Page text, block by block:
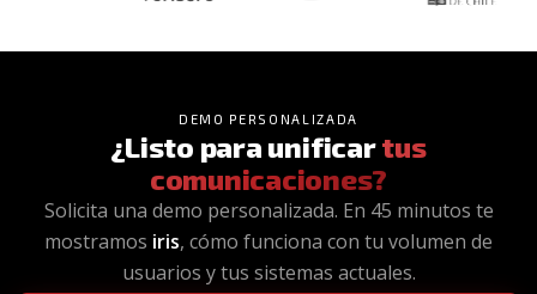
DEMO PERSONALIZADA
¿Listo para unificartus
comunicaciones?
Solicita una demo personalizada. En 45 minutos te
mostramos iris, cómo funciona con tu volumen de
usuarios y tus sistemas actuales.